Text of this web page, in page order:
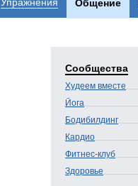
Общение
Сообщества
Худеем вместе
Йога
Бодибилдинг
Кардио
Фитнес-клуб
Здоровье